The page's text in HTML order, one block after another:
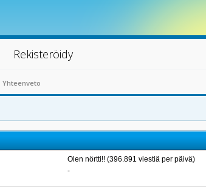
Rekisteröidy
Yhteenveto
Olen nörtti!! (396.891 viestiä per päivä)
-